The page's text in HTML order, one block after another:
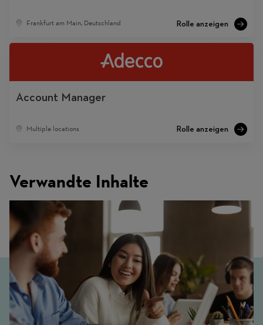
Frankfurt am Main, Deutschland
Account Manager
Multiple locations
Verwandte Inhalte